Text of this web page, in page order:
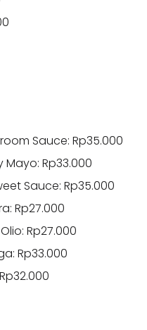
Sauce: Rp35.000
Mayo: Rp33.000
Sauce: Rp35.000
Rp27.000
Rp27.000
Rp33.000